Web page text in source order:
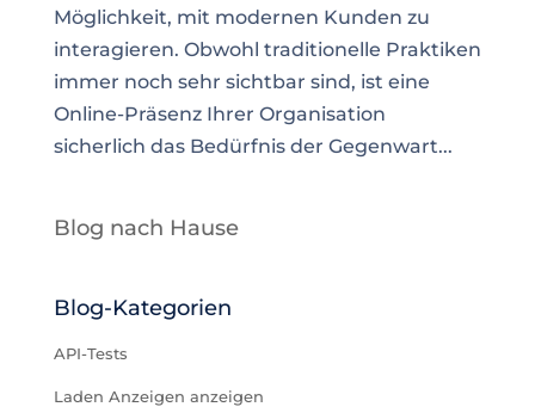
Möglichkeit, mit modernen Kunden zu
interagieren. Obwohl traditionelle Praktiken
immer noch sehr sichtbar sind, ist eine
Online-Präsenz Ihrer Organisation
sicherlich das Bedürfnis der Gegenwart...
Blog nach Hause
Blog-Kategorien
API-Tests
Laden Anzeigen anzeigen